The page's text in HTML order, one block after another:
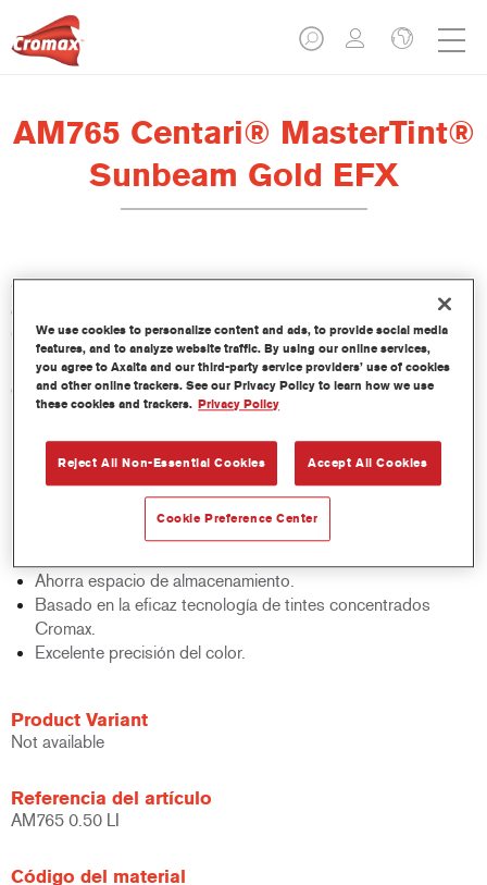
AM765 Centari® MasterTint®
Sunbeam Gold EFX
Centari Mastertint es un tinte concentrado de base disolvente
que forma parte de las gamas de acabado y bases bicapa
Centari.
Características del producto
Sistema de pintado de base disolvente, único por su
versatilidad y facilidad de uso.
Una sola máquina de mezcla proporciona todas las
calidades de base disolvente: medios y altos sólidos,
acabados y bases bicapa.
Ahorra espacio de almacenamiento.
Basado en la eficaz tecnología de tintes concentrados
Cromax.
Excelente precisión del color.
Product Variant
Not available
Referencia del artículo
AM765 0.50 LI
Código del material
We use cookies to personalize content and ads, to provide social media
features, and to analyze website traffic. By using our online services,
you agree to Axalta and our third-party service providers’ use of cookies
and other online trackers. See our Privacy Policy to learn how we use
these cookies and trackers. Privacy Policy
Reject All Non-Essential Cookies Accept All Cookies
Cookie Preference Center